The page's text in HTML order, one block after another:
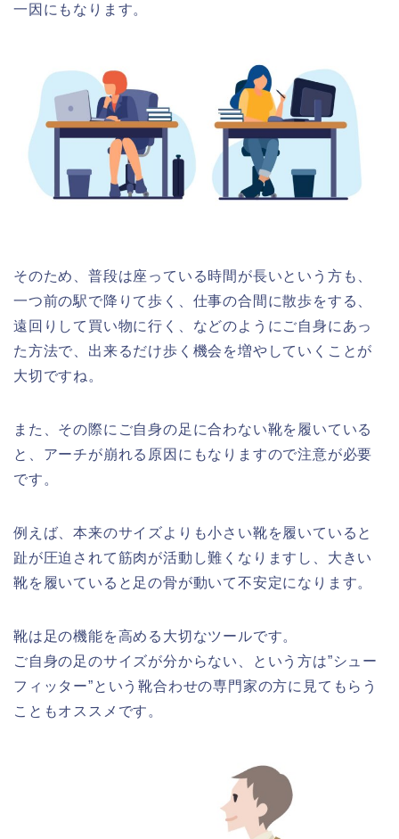
一因にもなります。
そのため、普段は座っている時間が長いという方も、
一つ前の駅で降りて歩く、仕事の合間に散歩をする、
遠回りして買い物に行く、などのようにご自身にあっ
た方法で、出来るだけ歩く機会を増やしていくことが
大切ですね。
また、その際にご自身の足に合わない靴を履いている
と、アーチが崩れる原因にもなりますので注意が必要
です。
例えば、本来のサイズよりも小さい靴を履いていると
趾が圧迫されて筋肉が活動し難くなりますし、大きい
靴を履いていると足の骨が動いて不安定になります。
靴は足の機能を高める大切なツールです。
ご自身の足のサイズが分からない、という方は”シュー
フィッター”という靴合わせの専門家の方に見てもらう
こともオススメです。